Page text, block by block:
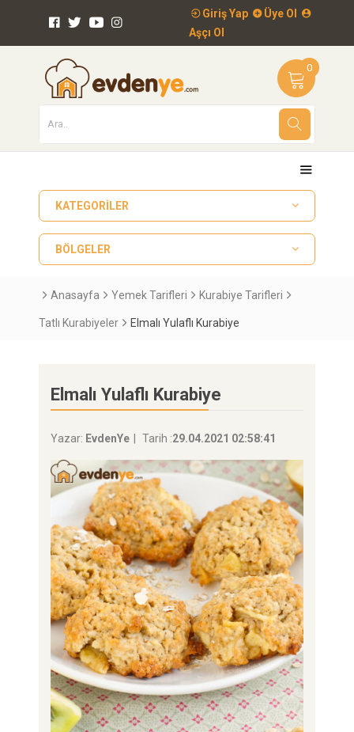
Giriş Yap
Üye Ol
Aşçı Ol
0
KATEGORILER
BÖLGELER
Anasayfa Yemek Tarifleri Kurabiye Tarifleri
Tatlı Kurabiyeler Elmalı Yulaflı Kurabiye
Elmalı Yulaflı Kurabiye
Yazar: EvdenYe Tarih :29.04.2021 02:58:41